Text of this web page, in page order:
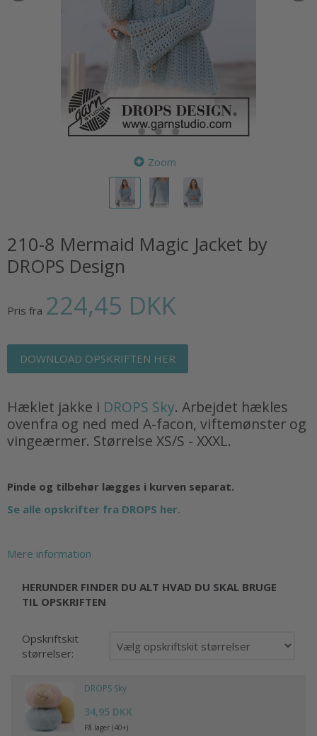
Zoom
210-8 Mermaid Magic Jacket by
DROPS Design
Pris fra 224,45 DKK
DOWNLOAD OPSKRIFTEN HER
Hæklet jakke i DROPS Sky. Arbejdet hækles
ovenfra og ned med A-facon, viftemønster og
vingeærmer. Størrelse XS/S - XXXL.
Pinde og tilbehør lægges i kurven separat.
Se alle opskrifter fra DROPS her.
Mere information
HERUNDER FINDER DU ALT HVAD DU SKAL BRUGE
TIL OPSKRIFTEN
Opskriftskit
størrelser:
DROPS Sky
34,95 DKK
På lager (40+)